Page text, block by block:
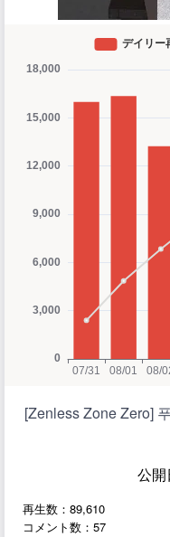
[Zenless Zone Zero]
公
再生数：89,610
コメント数：57